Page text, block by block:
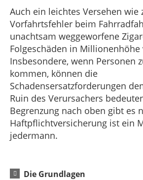
Auch ein leichtes Versehen wie
Vorfahrtsfehler beim
unachtsam weggeworfene
Folgeschäden in Millionenhöhe
Insbesondere, wenn Personen
kommen, können die
Schadensersatzforderungen
Ruin des Verursachers
Begrenzung nach oben gibt es
Haftpflichtversicherung ist ein
jedermann.
Die Grundlagen